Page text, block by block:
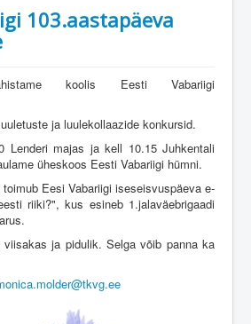
103.aastapäeva
koolis Eesti Vabariigi
ja luulekollaazide konkursid.
Lenderi majas ja kell 10.15 Juhkentali
üheskoos Eesti Vabariigi hümni.
Eesi Vabariigi iseseisvuspäeva e-
riiki?", kus esineb 1.jalaväebrigaadi
viisakas ja pidulik. Selga võib panna ka